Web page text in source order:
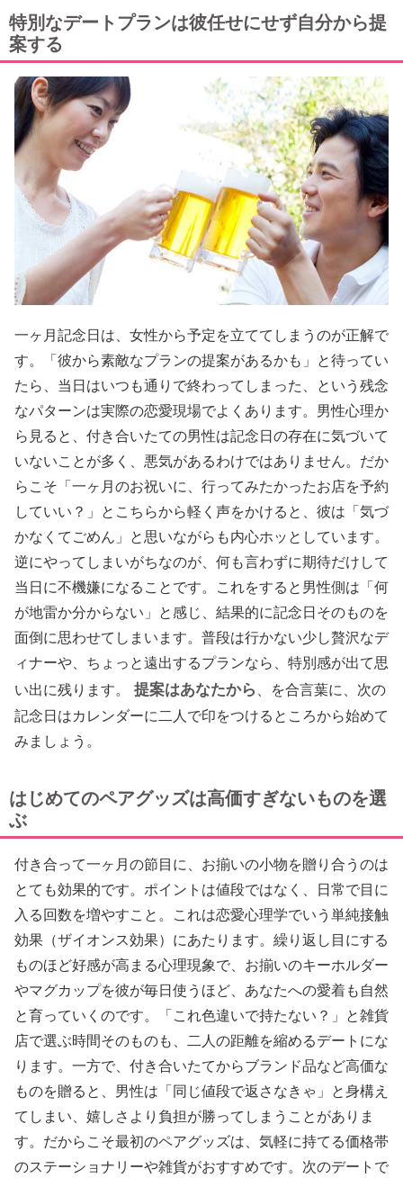
特別なデートプランは彼任せにせず自分から提
案する
一ヶ月記念日は、女性から予定を立ててしまうのが正解で
す。「彼から素敵なプランの提案があるかも」と待ってい
たら、当日はいつも通りで終わってしまった、という残念
なパターンは実際の恋愛現場でよくあります。男性心理か
ら見ると、付き合いたての男性は記念日の存在に気づいて
いないことが多く、悪気があるわけではありません。だか
らこそ「一ヶ月のお祝いに、行ってみたかったお店を予約
していい？」とこちらから軽く声をかけると、彼は「気づ
かなくてごめん」と思いながらも内心ホッとしています。
逆にやってしまいがちなのが、何も言わずに期待だけして
当日に不機嫌になることです。これをすると男性側は「何
が地雷か分からない」と感じ、結果的に記念日そのものを
面倒に思わせてしまいます。普段は行かない少し贅沢なデ
ィナーや、ちょっと遠出するプランなら、特別感が出て思
い出に残ります。
提案はあなたから
、を合言葉に、次の
記念日はカレンダーに二人で印をつけるところから始めて
みましょう。
はじめてのペアグッズは高価すぎないものを選
ぶ
付き合って一ヶ月の節目に、お揃いの小物を贈り合うのは
とても効果的です。ポイントは値段ではなく、日常で目に
入る回数を増やすこと。これは恋愛心理学でいう単純接触
効果（ザイオンス効果）にあたります。繰り返し目にする
ものほど好感が高まる心理現象で、お揃いのキーホルダー
やマグカップを彼が毎日使うほど、あなたへの愛着も自然
と育っていくのです。「これ色違いで持たない？」と雑貨
店で選ぶ時間そのものも、二人の距離を縮めるデートにな
ります。一方で、付き合いたてからブランド品など高価な
ものを贈ると、男性は「同じ値段で返さなきゃ」と身構え
てしまい、嬉しさより負担が勝ってしまうことがありま
す。だからこそ最初のペアグッズは、気軽に持てる価格帯
のステーショナリーや雑貨がおすすめです。次のデートで